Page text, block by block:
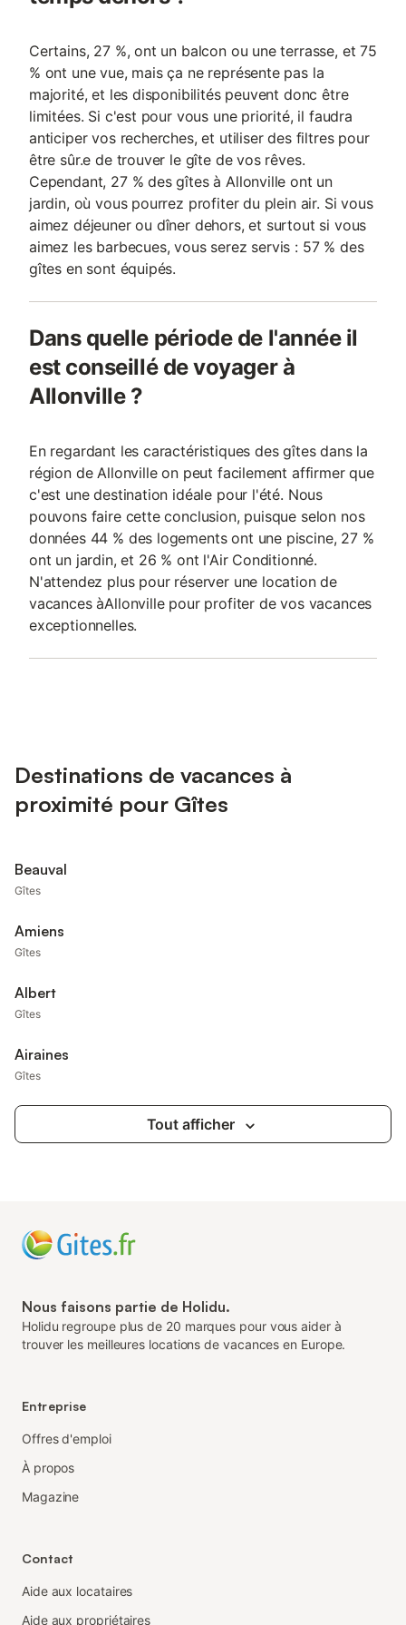
Certains, 27 %, ont un balcon ou une terrasse, et 75
% ont une vue, mais ça ne représente pas la
majorité, et les disponibilités peuvent donc être
limitées. Si c'est pour vous une priorité, il faudra
anticiper vos recherches, et utiliser des filtres pour
être sûr.e de trouver le gîte de vos rêves.
Cependant, 27 % des gîtes à Allonville ont un
jardin, où vous pourrez profiter du plein air. Si vous
aimez déjeuner ou dîner dehors, et surtout si vous
aimez les barbecues, vous serez servis : 57 % des
gîtes en sont équipés.
Dans quelle période de l'année il
est conseillé de voyager à
Allonville ?
En regardant les caractéristiques des gîtes dans la
région de Allonville on peut facilement affirmer que
c'est une destination idéale pour l'été. Nous
pouvons faire cette conclusion, puisque selon nos
données 44 % des logements ont une piscine, 27 %
ont un jardin, et 26 % ont l'Air Conditionné.
N'attendez plus pour réserver une location de
vacances àAllonville pour profiter de vos vacances
exceptionnelles.
Destinations de vacances à
proximité pour Gîtes
Beauval
Gîtes
Amiens
Gîtes
Albert
Gîtes
Airaines
Gîtes
Tout afficher
Nous faisons partie de Holidu.
Holidu regroupe plus de 20 marques pour vous aider à
trouver les meilleures locations de vacances en Europe.
Entreprise
Offres d'emploi
À propos
Magazine
Contact
Aide aux locataires
Aide aux propriétaires